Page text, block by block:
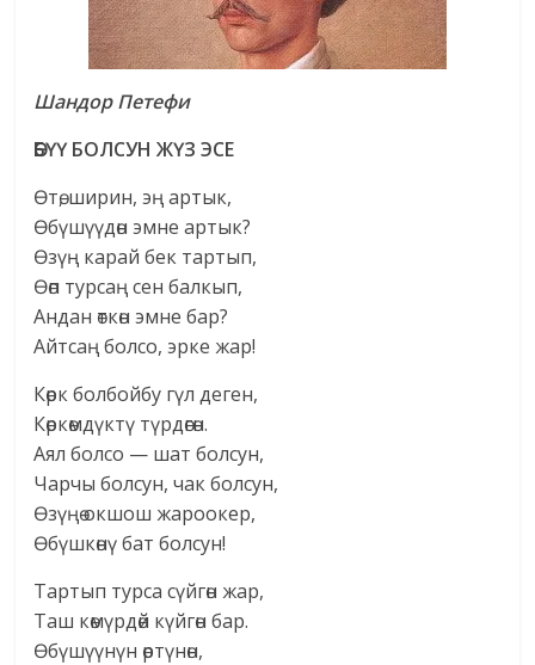
Шандор Петефи
ӨБҮҮ БОЛСУН ЖҮЗ ЭСЕ
Өтө, ширин, эң артык,
Өбүшүүдөн эмне артык?
Өзүң карай бек тартып,
Өөп турсаң сен балкып,
Андан өткөн эмне бар?
Айтсаң болсо, эрке жар!
Көрк болбойбу гүл деген,
Көркөмдүктү түрдөгөн.
Аял болсо — шат болсун,
Чарчы болсун, чак болсун,
Өзүңө окшош жароокер,
Өбүшкөнү бат болсун!
Тартып турса сүйгөн жар,
Таш көмүрдөй күйгөн бар.
Өбүшүүнүн өртүнөн,